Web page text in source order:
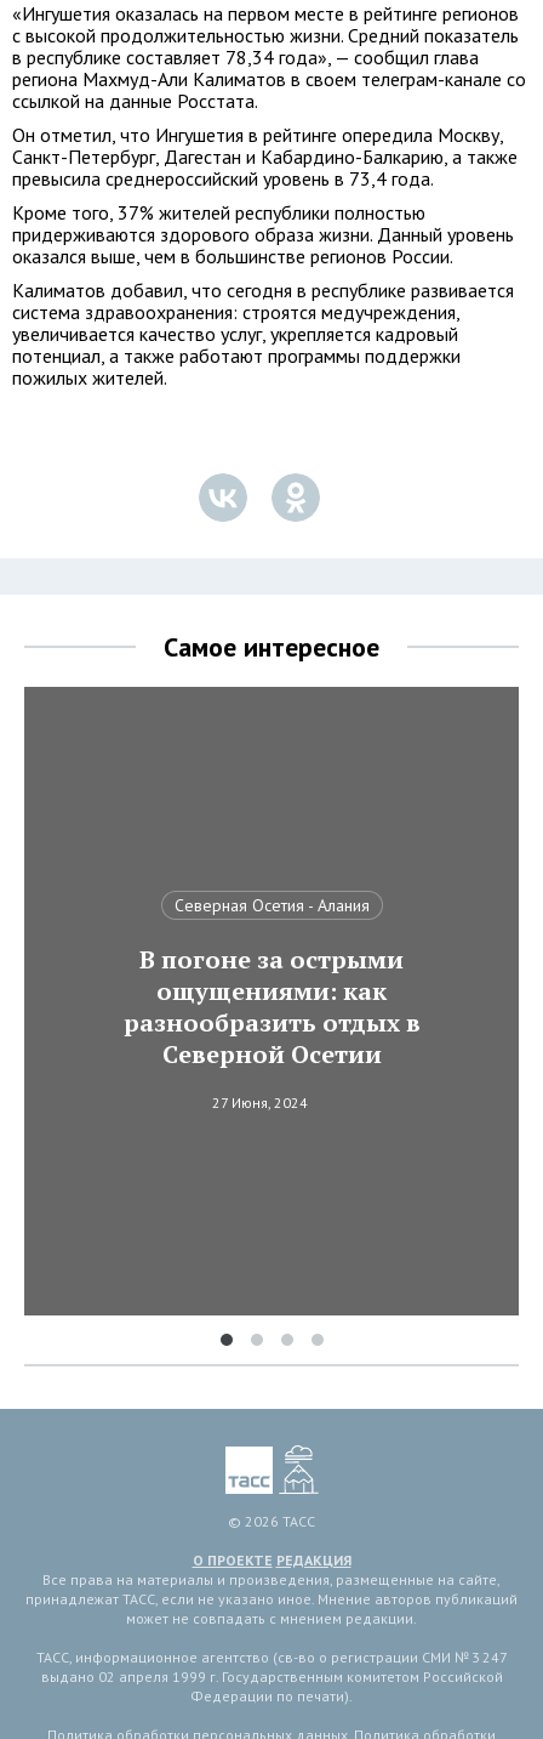
«Ингушетия оказалась на первом месте в рейтинге регионов
с высокой продолжительностью жизни. Средний показатель
в республике составляет 78,34 года», — сообщил глава
региона Махмуд-Али Калиматов в своем телеграм-канале со
ссылкой на данные Росстата.
Он отметил, что Ингушетия в рейтинге опередила Москву,
Санкт-Петербург, Дагестан и Кабардино-Балкарию, а также
превысила среднероссийский уровень в 73,4 года.
Кроме того, 37% жителей республики полностью
придерживаются здорового образа жизни. Данный уровень
оказался выше, чем в большинстве регионов России.
Калиматов добавил, что сегодня в республике развивается
система здравоохранения: строятся медучреждения,
увеличивается качество услуг, укрепляется кадровый
потенциал, а также работают программы поддержки
пожилых жителей.
Самое интересное
Северная Осетия - Алания
В погоне за острыми
ощущениями: как
разнообразить отдых в
Северной Осетии
27 Июня, 2024
© 2026 ТАСС
О ПРОЕКТЕ РЕДАКЦИЯ
Все права на материалы и произведения, размещенные на сайте,
принадлежат ТАСС, если не указано иное. Мнение авторов публикаций
может не совпадать с мнением редакции.
ТАСС, информационное агентство (св-во о регистрации СМИ № 3 247
выдано 02 апреля 1999 г. Государственным комитетом Российской
Федерации по печати).
Политика обработки персональных данных Политика обработки